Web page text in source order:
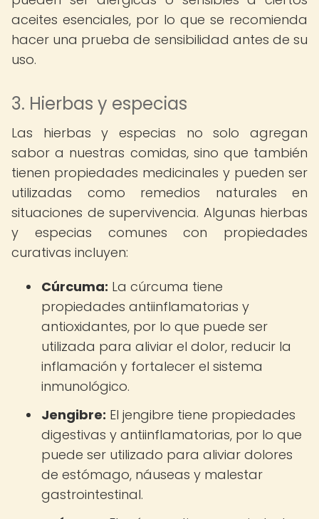
aceites esenciales, por lo que se recomienda
hacer una prueba de sensibilidad antes de su
uso.
3. Hierbas y especias
Las hierbas y especias no solo agregan
sabor a nuestras comidas, sino que también
tienen propiedades medicinales y pueden ser
utilizadas como remedios naturales en
situaciones de supervivencia. Algunas hierbas
y especias comunes con propiedades
curativas incluyen:
Cúrcuma: La cúrcuma tiene
propiedades antiinflamatorias y
antioxidantes, por lo que puede ser
utilizada para aliviar el dolor, reducir la
inflamación y fortalecer el sistema
inmunológico.
Jengibre: El jengibre tiene propiedades
digestivas y antiinflamatorias, por lo que
puede ser utilizado para aliviar dolores
de estómago, náuseas y malestar
gastrointestinal.